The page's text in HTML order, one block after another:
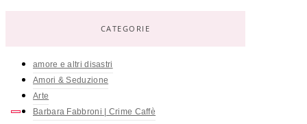
CATEGORIE
amore e altri disastri
Amori & Seduzione
Arte
Barbara Fabbroni | Crime Caffè